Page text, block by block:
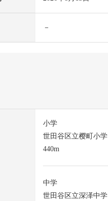
－
小学
世田谷区立樱町小学
440m
中学
世田谷区立深泽中学